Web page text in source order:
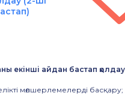
екінші айдан бастап
мөлшерлемелерді басқару;